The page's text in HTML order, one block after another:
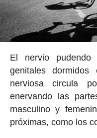
El nervio
genitales
nerviosa circula
enervando las
masculino y
próximas, como los